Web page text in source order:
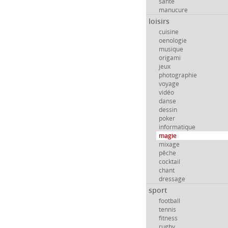
manucure
loisirs
cuisine
oenologie
musique
origami
jeux
photographie
voyage
vidéo
danse
dessin
poker
informatique
magie
mixage
pêche
cocktail
chant
dressage
sport
football
tennis
fitness